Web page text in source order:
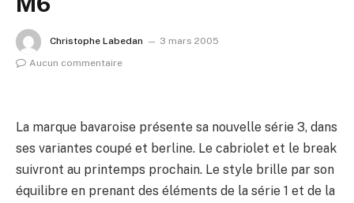
Christophe Labedan
3 mars 2005
Aucun commentaire
La marque bavaroise présente sa nouvelle série 3, dans
ses variantes coupé et berline. Le cabriolet et le break
suivront au printemps prochain. Le style brille par son
équilibre en prenant des éléments de la série 1 et de la